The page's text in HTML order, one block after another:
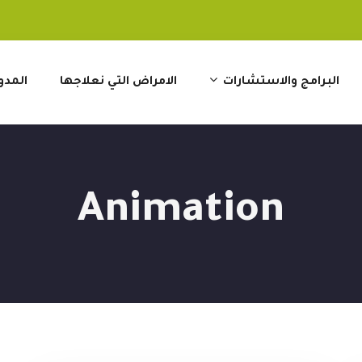
البرامج والاستشارات الامراض التي نعلاجها
Animation